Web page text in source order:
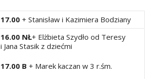
17.00 + Stanisław i Kazimiera Bodziany
16.00 NŁ+ Elżbieta Szydło od Teresy
i Jana Stasik z dziećmi
17.00 B + Marek kaczan w 3 r.śm.